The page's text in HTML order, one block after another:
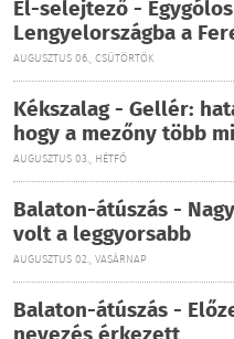
El-selejtező -
Lengyelországba a
AUGUSZTUS 06., CSÜTÖRTÖK
Kékszalag - Gellér:
hogy a mezőny több
AUGUSZTUS 03., HÉTFŐ
Balaton-átúszás -
volt a leggyorsabb
AUGUSZTUS 02., VASÁRNAP
Balaton-átúszás -